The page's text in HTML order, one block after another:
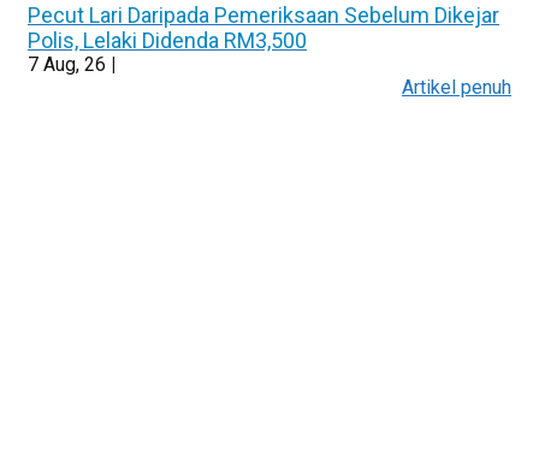
Pecut Lari Daripada Pemeriksaan Sebelum Dikejar
Polis, Lelaki Didenda RM3,500
7 Aug, 26 |
Artikel penuh